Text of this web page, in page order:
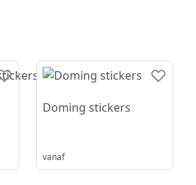
Doming stickers
vanaf